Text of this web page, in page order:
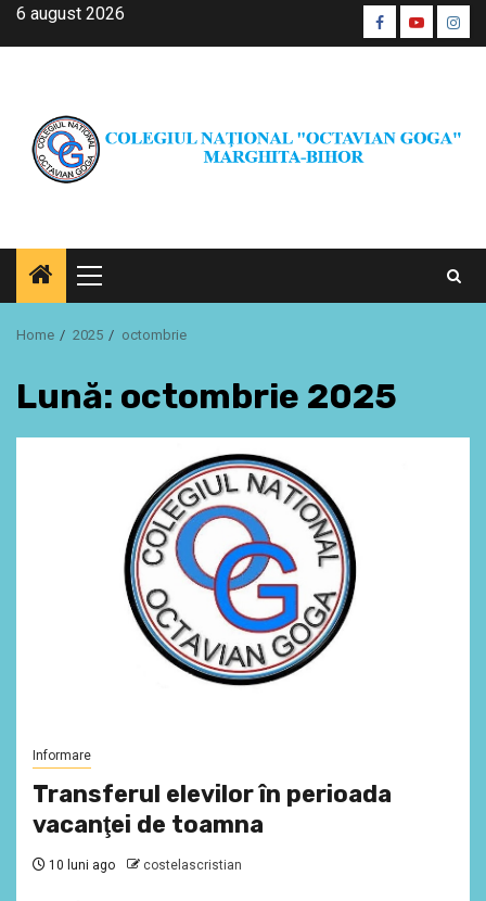
Skip6 august 2026 Facebook
Youtube
CŞE
Primary
Menu
Home 2025 octombrie
Lună: octombrie 2025
Informare
Transferul elevilor în perioada
vacanţei de toamna
10 luni ago costelascristian